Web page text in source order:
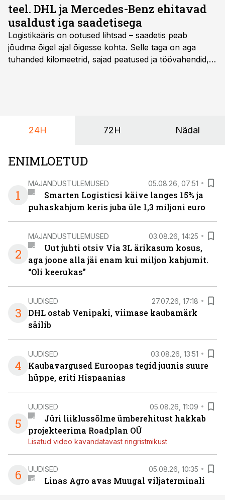
teel. DHL ja Mercedes-Benz ehitavad
usaldust iga saadetisega
Logistikaäris on ootused lihtsad – saadetis peab
jõudma õigel ajal õigesse kohta. Selle taga on aga
tuhanded kilomeetrid, sajad peatused ja töövahendid,
24H 72H Nädal
ENIMLOETUD
1
MAJANDUSTULEMUSED 05.08.26, 07:51
Smarten Logisticsi käive langes 15% ja
puhaskahjum keris juba üle 1,3 miljoni euro
2
MAJANDUSTULEMUSED 03.08.26, 14:25
Uut juhti otsiv Via 3L ärikasum kosus,
aga joone alla jäi enam kui miljon kahjumit.
“Oli keerukas”
3
UUDISED 27.07.26, 17:18
DHL ostab Venipaki, viimase kaubamärk
säilib
4
UUDISED 03.08.26, 13:51
Kaubavargused Euroopas tegid juunis suure
hüppe, eriti Hispaanias
5
UUDISED 05.08.26, 11:09
Jüri liiklussõlme ümberehitust hakkab
projekteerima Roadplan OÜ
Lisatud video kavandatavast ringristmikust
6 UUDISED 05.08.26, 10:35
Linas Agro avas Muugal viljaterminali